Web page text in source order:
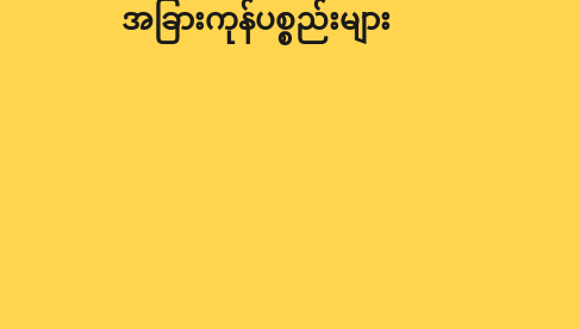
အခြားကုန်ပစ္စည်းများ